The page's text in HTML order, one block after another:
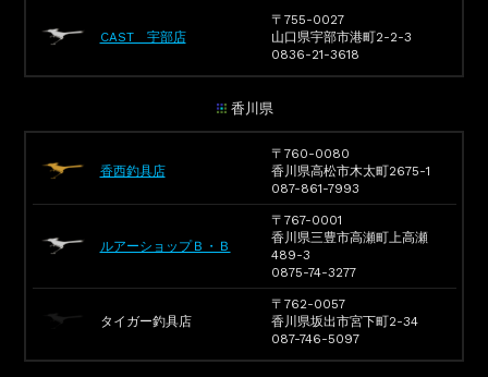
CAST 宇部店
〒755-0027
山口県宇部市港町2-2-3
0836-21-3618
香川県
香西釣具店
〒760-0080
香川県高松市木太町2675-1
087-861-7993
ルアーショップＢ・Ｂ
〒767-0001
香川県三豊市高瀬町上高瀬
489-3
0875-74-3277
タイガー釣具店
〒762-0057
香川県坂出市宮下町2-34
087-746-5097